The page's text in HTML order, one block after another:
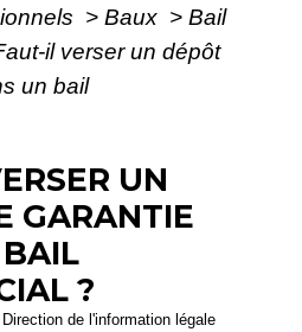
> Baux > Bail
il verser un dépôt
un bail
UN
GARANTIE
?
de l'information légale